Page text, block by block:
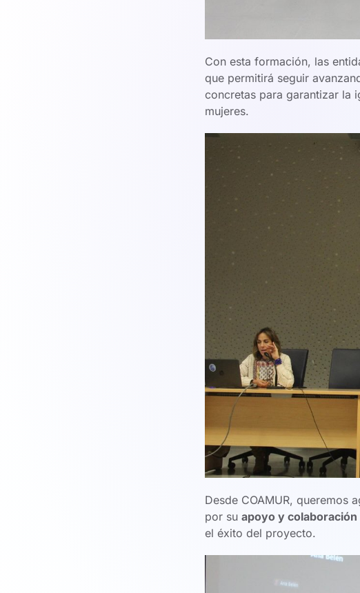
Con esta formación, las
que permitirá seguir
concretas para garantizar la
mujeres.
Desde COAMUR, queremos
por su apoyo y colaboración
el éxito del proyecto.